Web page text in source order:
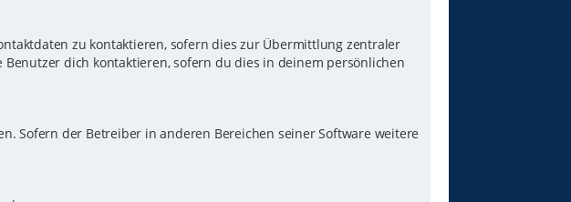
zu kontaktieren, sofern dies zur Übermittlung zentraler
dich kontaktieren, sofern du dies in deinem persönlichen
Sofern der Betreiber in anderen Bereichen seiner Software weitere